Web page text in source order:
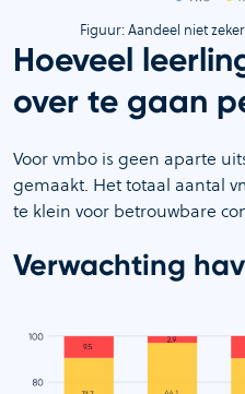
Figuur: Aandeel niet
Hoeveel
over te gaan
Voor vmbo is geen aparte
gemaakt. Het totaal aantal
te klein voor betrouwbare
Verwachting